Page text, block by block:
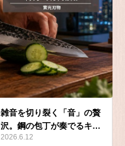
雑音を切り裂く「音」の贅
沢。鋼の包丁が奏でるキ…
2026.6.12